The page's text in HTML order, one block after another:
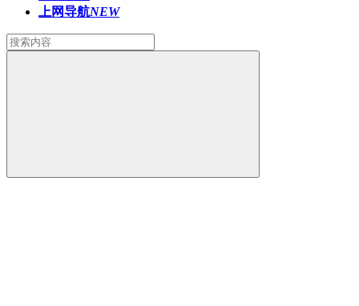
上网导航NEW